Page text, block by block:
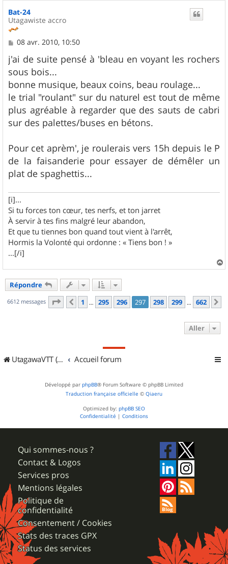
Bat-24
Utagawiste accro
M
s
s
a
g
e
08 avr. 2010, 10:50
j'ai de suite pensé à 'bleau en voyant les rochers
sous bois...
bonne musique, beaux coins, beau roulage...
le trial "roulant" sur du naturel est tout de même
plus agréable à regarder que des sauts de cabri
sur des palettes/buses en bétons.
Pour cet aprèm', je roulerais vers 15h depuis le P
de la faisanderie pour essayer de démêler un
plat de spaghettis...
[i]...
Si tu forces ton cœur, tes nerfs, et ton jarret
À servir à tes fins malgré leur abandon,
Et que tu tiennes bon quand tout vient à l'arrêt,
Hormis la Volonté qui ordonne : « Tiens bon ! »
...[/i]
a
Répondre
6612 messages Page 297 sur662
Précédent
1 … 295 296 297 298 299 … 662
Aller
UtagawaVTT (Randos VTT et VTTAE avec traces GPS) Accueil forum
Développé par phpBB® Forum Software © phpBB Limited
Traduction française officielle © Qiaeru
Optimized by: phpBB SEO
Confidentialité | Conditions
Qui sommes-nous ?
Contact & Logos
Services pros
Mentions légales
Politique de
confidentialité
Consentement / Cookies
Stats des traces GPX
Status des services